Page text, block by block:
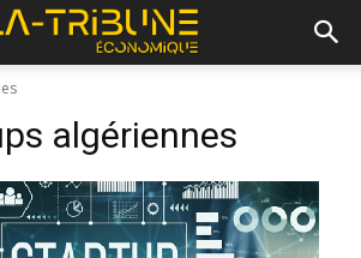
algériennes